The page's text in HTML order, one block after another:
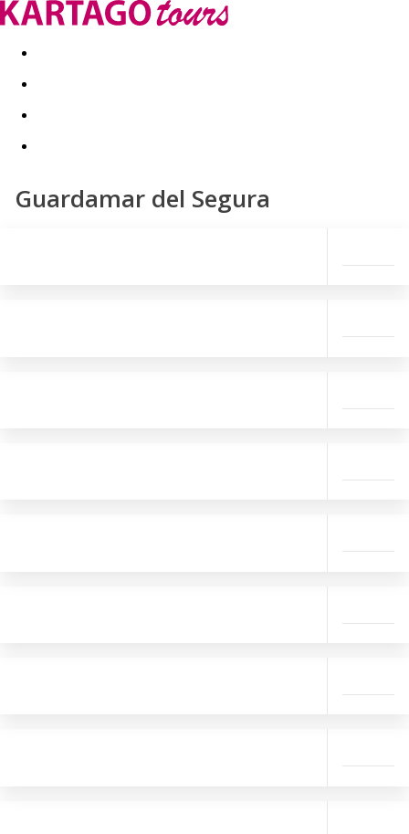
Last minute Dovolenkové kluby
Guardamar del Segura